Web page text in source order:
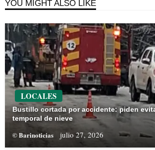
YOU MIGHT ALSO LIKE
LOCALES
Bustillo cortada por accidente: piden
temporal de nieve
© Barinoticias julio 27, 2026